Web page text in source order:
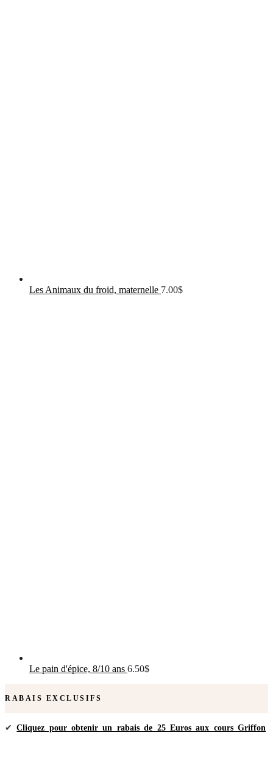
Les Animaux du froid, maternelle 7.00$
Le pain d'épice, 8/10 ans 6.50$
RABAIS EXCLUSIFS
✔Cliquez pour obtenir un rabais de 25 Euros aux cours Griffon